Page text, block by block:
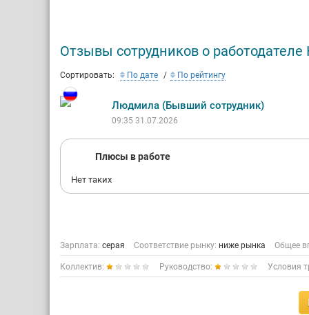
Со дня
Аптеки
На
В
Отзывы сотрудников о
Сортировать: По дате По рейтингу
Людмила (Бывший сотрудник)
09:35 31.07.2026
Плюсы в работе
Нет таких
Зарплата: серая Соответствие рынку: ниже рынка Общее
Коллектив: Руководство: Условия